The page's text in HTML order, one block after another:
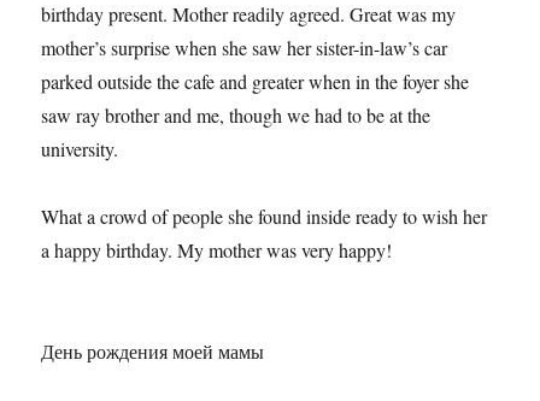
birthday present. Mother readily agreed. Great was my
mother’s surprise when she saw her sister-in-law’s car
parked outside the cafe and greater when in the foyer she
saw ray brother and me, though we had to be at the
university.
What a crowd of people she found inside ready to wish her
a happy birthday. My mother was very happy!
День рождения моей мамы